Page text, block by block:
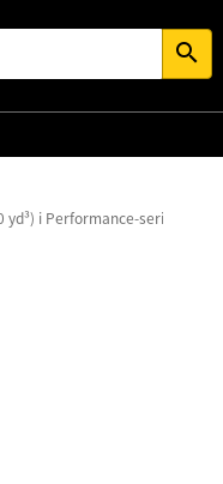
search
i Performance-serien